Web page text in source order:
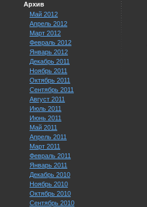
Архив
Май 2012
Апрель 2012
Март 2012
Февраль 2012
Январь 2012
Декабрь 2011
Ноябрь 2011
Октябрь 2011
Сентябрь 2011
Август 2011
Июль 2011
Июнь 2011
Май 2011
Апрель 2011
Март 2011
Февраль 2011
Январь 2011
Декабрь 2010
Ноябрь 2010
Октябрь 2010
Сентябрь 2010